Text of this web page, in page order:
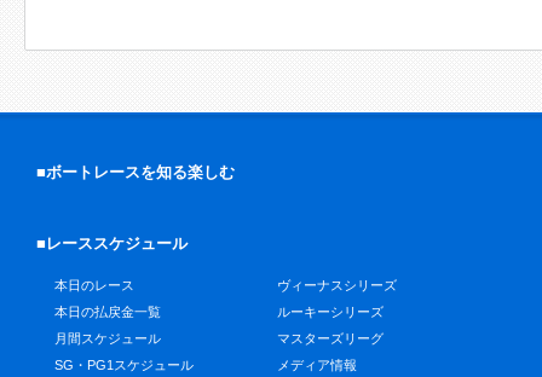
■ボートレースを知る楽しむ
■レーススケジュール
本日のレース
本日の払戻金一覧
月間スケジュール
SG・PG1スケジュール
ヴィーナスシリーズ
ルーキーシリーズ
マスターズリーグ
メディア情報